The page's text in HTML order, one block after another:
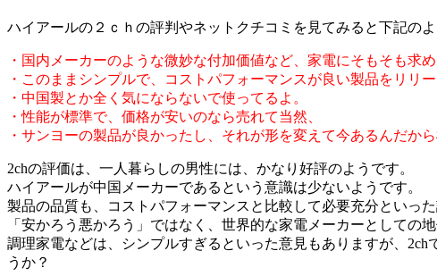
ハイアールの２ｃｈの評判やネットクチコミを見てみると下記の
・国内メーカーのような微妙な付加価値など、家電にそもそも求め
・このままシンプルで、コストパフォーマンスが良い製品をリリー
・中国製とか全く気にならないで使ってるよ。
・性能が標準で、価格が安いのなら売れて当然、
・サンヨーの製品が良かったし、それが形を変えて今あるんだから
2chの評価は、一人暮らしの男性には、かなり好評のようです。
ハイアールが中国メーカーであるという意識は少ないようです。
製品の品質も、コストパフォーマンスと比較して必要充分といった
「安かろう悪かろう」ではなく、世界的な家電メーカーとしての
調理家電などは、シンプルすぎるといった意見もありますが、
うか？